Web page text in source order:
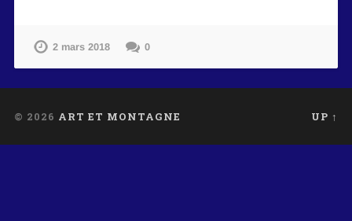
2 mars 2018 0
© 2026 ART ET MONTAGNE UP ↑